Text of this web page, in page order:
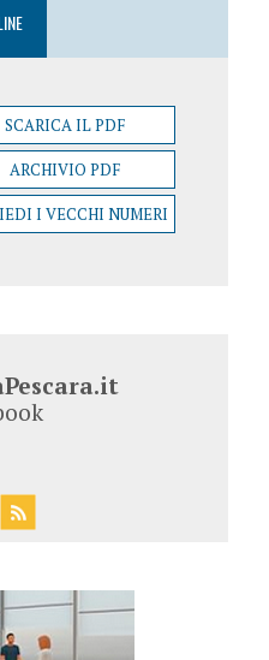
SCARICA IL PDF
ARCHIVIO PDF
I VECCHI NUMERI